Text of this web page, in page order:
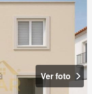
Ver foto